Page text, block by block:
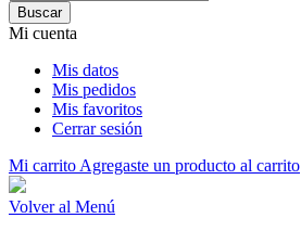
Buscar
Mi cuenta
Mis datos
Mis pedidos
Mis favoritos
Cerrar sesión
Mi carrito Agregaste un producto al carrito
Volver al Menú